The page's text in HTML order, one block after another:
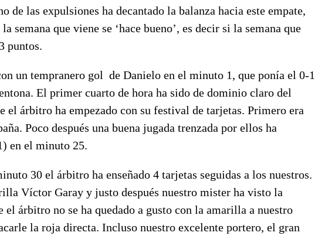
de las expulsiones ha decantado la balanza hacia este empate,
semana que viene se ‘hace bueno’, es decir si la semana que
puntos.
un tempranero gol de Danielo en el minuto 1, que ponía el 0-1
El primer cuarto de hora ha sido de dominio claro del
el árbitro ha empezado con su festival de tarjetas. Primero era
Poco después una buena jugada trenzada por ellos ha
en el minuto 25.
30 el árbitro ha enseñado 4 tarjetas seguidas a los nuestros.
Víctor Garay y justo después nuestro mister ha visto la
el árbitro no se ha quedado a gusto con la amarilla a nuestro
la roja directa. Incluso nuestro excelente portero, el gran